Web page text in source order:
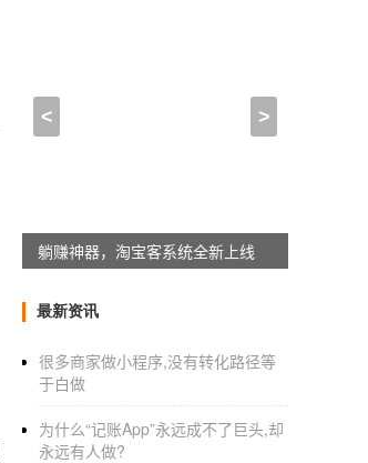
< >
躺赚神器，淘宝客系统全新上线
最新资讯
很多商家做小程序,没有转化路径等
于白做
为什么“记账App”永远成不了巨头,却
永远有人做?